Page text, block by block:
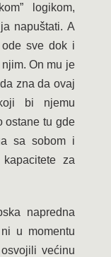
logikom,
napuštati. A
sve dok i
On mu je
zna da ovaj
bi njemu
ostane tu gde
sa sobom i
za
napredna
u momentu
većinu